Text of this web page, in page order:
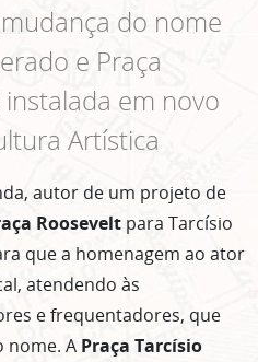
do nome
e Praça
em novo
Artística
autor de um projeto de
Roosevelt para Tarcísio
que a homenagem ao ator
atendendo às
e frequentadores, que
nome. A Praça Tarcísio